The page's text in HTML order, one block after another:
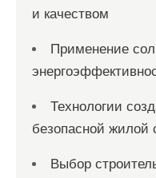
и качеством
Применение
Технологии
безопасной жилой
Выбор